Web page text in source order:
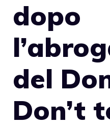
dopo
del
Don’t